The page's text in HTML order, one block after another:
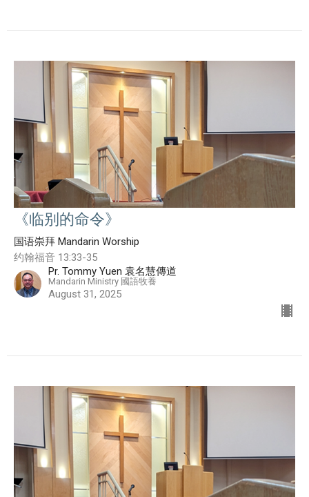
《临别的命令》
国语崇拜 Mandarin Worship
约翰福音 13:33-35
Pr. Tommy Yuen 袁名慧傳道
Mandarin Ministry 國語牧養
August 31, 2025